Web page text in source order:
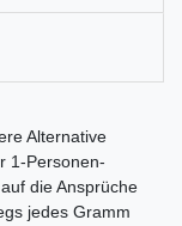
Alternative
1-Personen-
die Ansprüche
jedes Gramm